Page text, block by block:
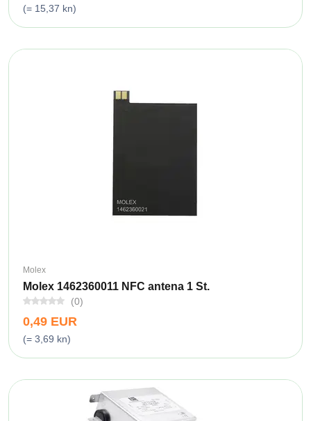
(= 15,37 kn)
Molex
Molex 1462360011 NFC antena 1 St.
(0)
0,49 EUR
(= 3,69 kn)